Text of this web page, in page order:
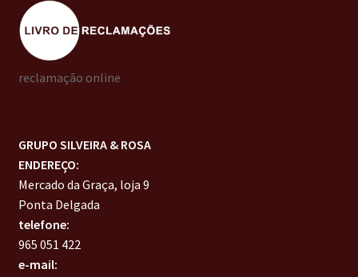
reclamação online
GRUPO SILVEIRA & ROSA
ENDEREÇO:
Mercado da Graça, loja 9
Ponta Delgada
telefone:
965 051 422
e-mail: